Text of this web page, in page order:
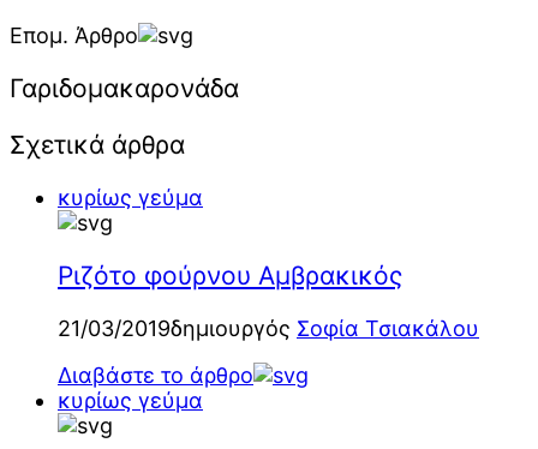
Επομ. Άρθρο
Γαριδομακαρονάδα
Σχετικά άρθρα
κυρίως γεύμα
Ριζότο φούρνου Αμβρακικός
21/03/2019δημιουργός Σοφία Τσιακάλου
Διαβάστε το άρθρο
κυρίως γεύμα